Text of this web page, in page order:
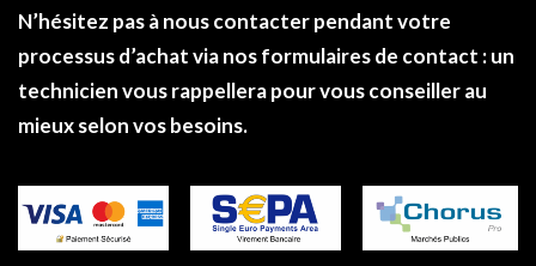
N’hésitez pas à nous contacter pendant votre
processus d’achat via nos formulaires de contact : un
technicien vous rappellera pour vous conseiller au
mieux selon vos besoins.